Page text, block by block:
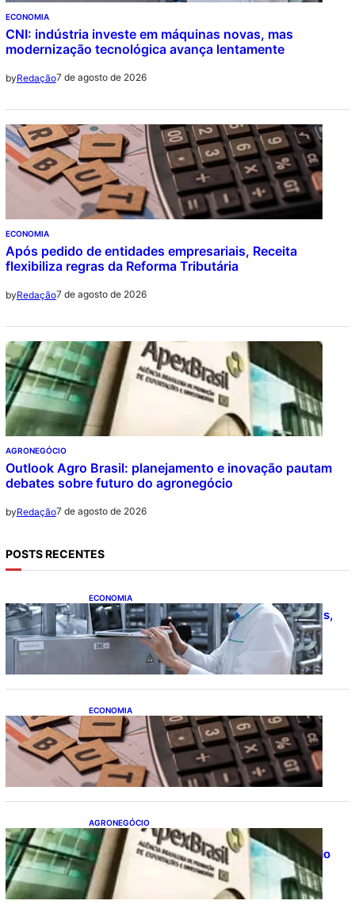
ECONOMIA
CNI: indústria investe em máquinas novas, mas
modernização tecnológica avança lentamente
byRedação7 de agosto de 2026
ECONOMIA
Após pedido de entidades empresariais, Receita
flexibiliza regras da Reforma Tributária
byRedação7 de agosto de 2026
AGRONEGÓCIO
Outlook Agro Brasil: planejamento e inovação pautam
debates sobre futuro do agronegócio
byRedação7 de agosto de 2026
POSTS RECENTES
ECONOMIA
CNI: indústria investe em máquinas novas,
mas modernização tecnológica avança
lentamente
ECONOMIA
Após pedido de entidades empresariais,
Receita flexibiliza regras da Reforma
Tributária
AGRONEGÓCIO
Outlook Agro Brasil: planejamento e
inovação pautam debates sobre futuro do
agronegócio